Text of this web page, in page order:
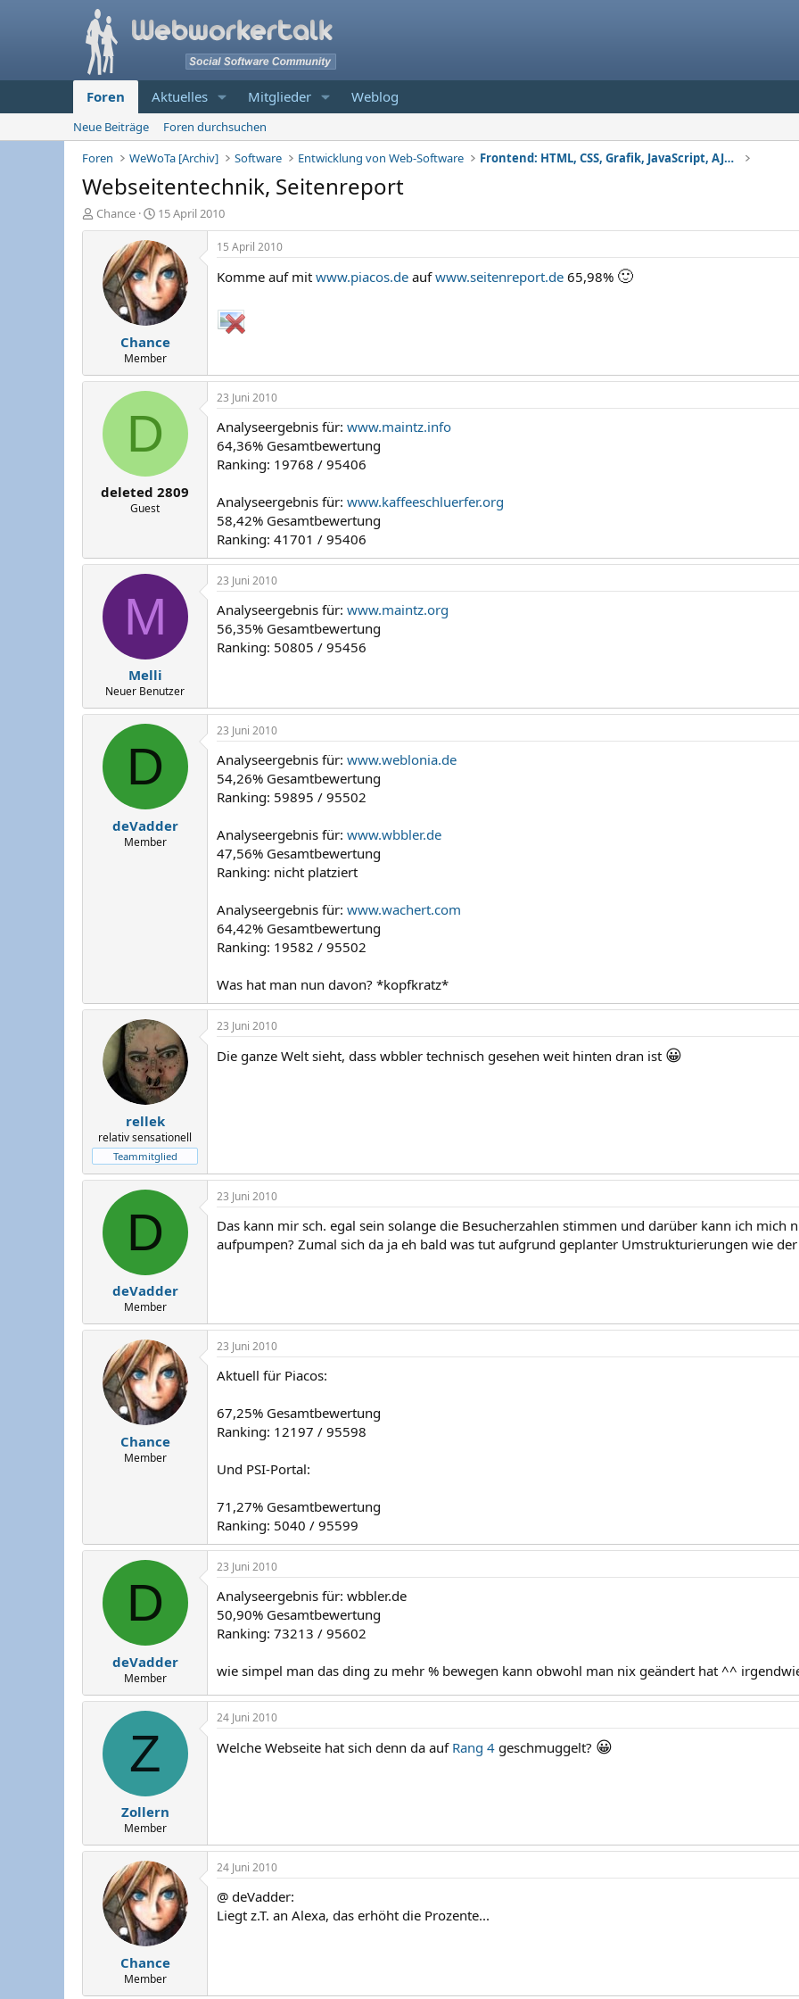
Foren Aktuelles Mitglieder Weblog
Neue Beiträge
Foren durchsuchen
Foren
WeWoTa [Archiv] Software Entwicklung von Web-Software Frontend: HTML, CSS, Grafik, JavaScript, AJAX usw.
Webseitentechnik, Seitenreport
E
r
Chance
E
r
s
t
e
l
l
t
a
m
15 April 2010
Chance
Member
15 April 2010
Komme auf mit www.piacos.de aufwww.seitenreport.de 65,98% 🙂
D
deleted 2809
Guest
23 Juni 2010
Analyseergebnis für: www.maintz.info
64,36% Gesamtbewertung
Ranking: 19768 / 95406
Analyseergebnis für: www.kaffeeschluerfer.org
58,42% Gesamtbewertung
Ranking: 41701 / 95406
M
Melli
Neuer Benutzer
23 Juni 2010
Analyseergebnis für: www.maintz.org
56,35% Gesamtbewertung
Ranking: 50805 / 95456
D
deVadder
Member
23 Juni 2010
Analyseergebnis für: www.weblonia.de
54,26% Gesamtbewertung
Ranking: 59895 / 95502
Analyseergebnis für: www.wbbler.de
47,56% Gesamtbewertung
Ranking: nicht platziert
Analyseergebnis für: www.wachert.com
64,42% Gesamtbewertung
Ranking: 19582 / 95502
Was hat man nun davon? *kopfkratz*
rellek
relativ sensationell
Teammitglied
23 Juni 2010
Die ganze Welt sieht, dass wbbler technisch gesehen weit hinten dran ist 😀
D
deVadder
Member
23 Juni 2010
Das kann mir sch. egal sein solange die Besucherzahlen stimmen und darüber kann ich mich
aufpumpen? Zumal sich da ja eh bald was tut aufgrund geplanter Umstrukturierungen wie
Chance
Member
23 Juni 2010
Aktuell für Piacos:
67,25% Gesamtbewertung
Ranking: 12197 / 95598
Und PSI-Portal:
71,27% Gesamtbewertung
Ranking: 5040 / 95599
D
deVadder
Member
23 Juni 2010
Analyseergebnis für: wbbler.de
50,90% Gesamtbewertung
Ranking: 73213 / 95602
wie simpel man das ding zu mehr % bewegen kann obwohl man nix geändert hat ^^
Z
Zollern
Member
24 Juni 2010
Welche Webseite hat sich denn da auf Rang 4 geschmuggelt? 😀
Chance
Member
24 Juni 2010
@ deVadder:
Liegt z.T. an Alexa, das erhöht die Prozente...